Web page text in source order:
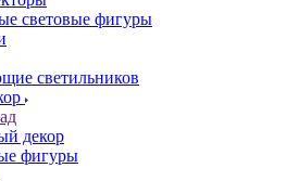
световые фигуры
светильников
декор
фигуры